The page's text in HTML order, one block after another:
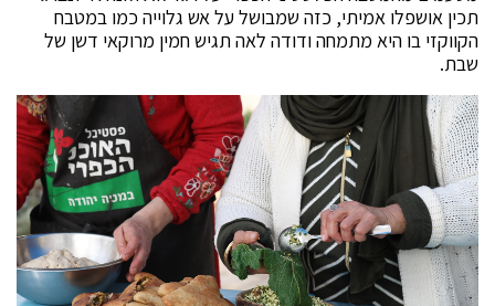
תכין אושפלו אמיתי, כזה שמבושל על אש גלוייה כמו במטבח
הקווקזי בו היא מתמחה ודודה לאה תגיש חמין מרוקאי דשן של
שבת.